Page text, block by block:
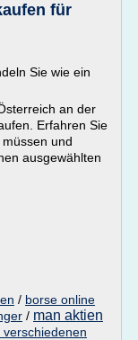
für
Sie wie ein
an der
Erfahren Sie
und
ausgewählten
/ borse online
/ man aktien